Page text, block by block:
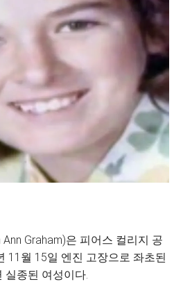
Graham)은 피어스 컬리지 공
11월 15일 엔진 고장으로 좌초된
실종된 여성이다.